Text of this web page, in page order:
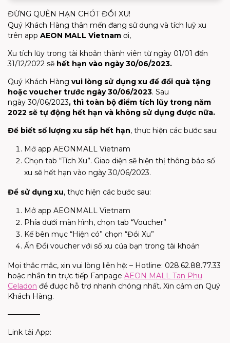
ĐỪNG QUÊN HẠN CHÓT ĐỔI XU!
Quý Khách Hàng thân mến đang sử dụng và tích luỹ xu
trên app AEON MALL Vietnam ơi,
Xu tích lũy trong tài khoản thành viên từ ngày 01/01 đến
31/12/2022 sẽ hết hạn vào ngày 30/06/2023.
Quý Khách Hàng vui lòng sử dụng xu để đổi quà tặng
hoặc voucher trước ngày 30/06/2023. Sau
ngày30/06/2023, thì toàn bộ điểm tích lũy trong năm
2022 sẽ tự động hết hạn và không sử dụng được nữa.
Để biết số lượng xu sắp hết hạn, thực hiện các bước sau:
Mở app AEONMALL Vietnam
Chọn tab “Tích Xu”. Giao diện sẽ hiện thị thông báo số
xu sẽ hết hạn vào ngày 30/06/2023.
Để sử dụng xu, thực hiện các bước sau:
Mở app AEONMALL Vietnam
Phía dưới màn hình, chọn tab “Voucher”
Kế bên mục “Hiện có” chọn “Đổi Xu”
Ấn Đổi voucher với số xu của bạn trong tài khoản
Mọi thắc mắc, xin vui lòng liên hệ: – Hotline: 028.62.88.77.33
hoặc nhắn tin trực tiếp Fanpage AEON MALL Tan Phu
Celadon để được hỗ trợ nhanh chóng nhất. Xin cảm ơn Quý
Khách Hàng.
————–
Link tải App: